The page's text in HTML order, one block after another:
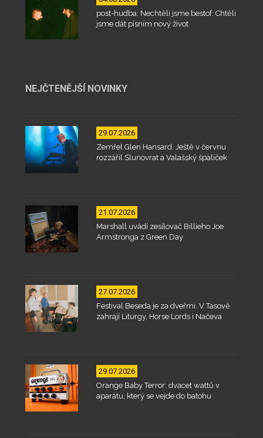
post-hudba: Nechtěli jsme bestof. Chtěli
jsme dát písním nový život
NEJČTENĚJŠÍ NOVINKY
29.07.2026
Zemřel Glen Hansard. Ještě v červnu
rozzářil Slunovrat a Valašský špalíček
21.07.2026
Marshall uvádí zesilovač Billieho Joe
Armstronga z Green Day
27.07.2026
Festival Beseda je za dveřmi. V Tasově
zahrají Liturgy, Horse Lords i Načeva
29.07.2026
Orange Baby Terror: dvacet wattů v
aparátu, který se vejde do batohu